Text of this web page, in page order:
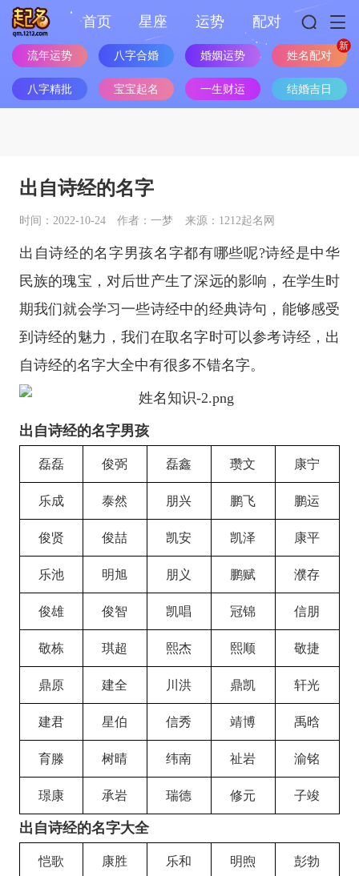
首页 星座 运势 配对
流年运势 八字合婚 婚姻运势 姓名配对
八字精批 宝宝起名 一生财运 结婚吉日
出自诗经的名字
时间：2022-10-24 作者：一梦 来源：1212起名网
出自诗经的名字男孩名字都有哪些呢?诗经是中华
民族的瑰宝，对后世产生了深远的影响，在学生时
期我们就会学习一些诗经中的经典诗句，能够感受
到诗经的魅力，我们在取名字时可以参考诗经，出
自诗经的名字大全中有很多不错名字。
出自诗经的名字男孩
磊磊 俊弼 磊鑫 瓒文 康宁
乐成 泰然 朋兴 鹏飞 鹏运
俊贤 俊喆 凯安 凯泽 康平
乐池 明旭 朋义 鹏赋 濮存
俊雄 俊智 凯唱 冠锦 信朋
敬栋 琪超 熙杰 熙顺 敬捷
鼎原 建全 川洪 鼎凯 轩光
建君 星伯 信秀 靖博 禹晗
育滕 树晴 纬南 祉岩 渝铭
璟康 承岩 瑞德 修元 子竣
出自诗经的名字大全
恺歌 康胜 乐和 明煦 彭勃